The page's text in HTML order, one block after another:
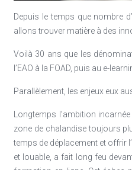
Lire la suite
Lire la suite
Depuis le temps que nombre
allons trouver matière à des
Voilà 30 ans que les
l’EAO à la FOAD, puis au e-
Parallèlement, les enjeux eux
Longtemps l’ambition
zone de chalandise toujours
temps de déplacement et offrir
et louable, a fait long feu